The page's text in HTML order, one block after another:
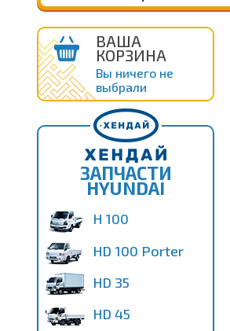
ВАША
КОРЗИНА
Вы ничего не
выбрали
ЗАПЧАСТИ
HYUNDAI
H 100
HD 100 Porter
HD 35
HD 45